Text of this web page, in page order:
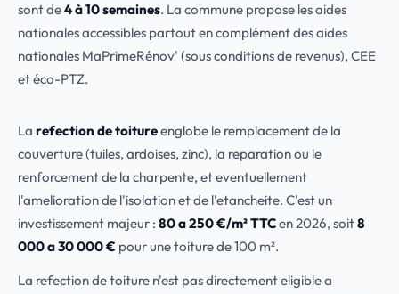
sont de4 à 10 semaines. La commune propose les aides
nationales accessibles partout en complément des aides
nationales MaPrimeRénov' (sous conditions de revenus), CEE
et éco-PTZ.
La refection de toitureenglobe le remplacement de la
couverture (tuiles, ardoises, zinc), la reparation ou le
renforcement de la charpente, et eventuellement
l'amelioration de l'isolation et de l'etancheite. C'est un
investissement majeur : 80 a 250 €/m² TTCen 2026, soit8
000 a 30 000 € pour une toiture de 100 m².
La refection de toiture n'est pas directement eligible a